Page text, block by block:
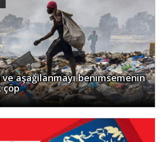
ve aşağılanmayı benimsemenin
çöp